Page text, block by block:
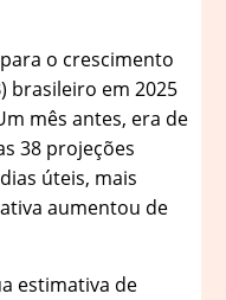
o crescimento
brasileiro em 2025
mês antes, era de
38 projeções
úteis, mais
aumentou de
estimativa de